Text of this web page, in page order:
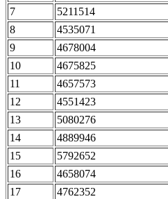
7 5211514
8 4535071
9 4678004
10 4675825
11 4657573
12 4551423
13 5080276
14 4889946
15 5792652
16 4658074
17 4762352